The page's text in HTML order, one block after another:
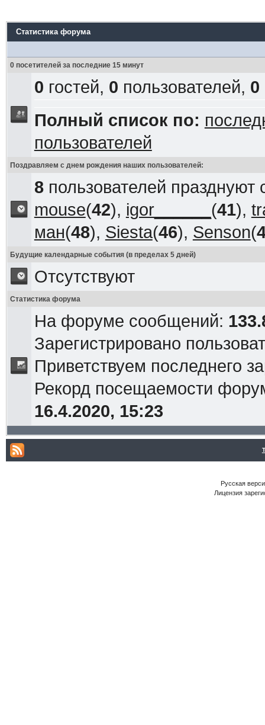
Статистика форума
0 посетителей за последние 15 минут
0 гостей, 0 пользователей, 0
Полный список по:
пользователей
Поздравляем с днем рождения наших пользователей:
8пользователей празднуют
mouse(42), igor______ (41),
ман(48), Siesta(46), Senson(
Будущие календарные события (в пределах 5 дней)
Отсутствуют
Статистика форума
На форуме сообщений:
Зарегистрировано
Приветствуем последнего
Рекорд посещаемости
16.4.2020, 15:23
Русская
Лицензия